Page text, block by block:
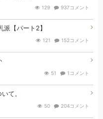
129 937コメント
派【パート2】
121 152コメント
51 1コメント
て。
50 204コメント